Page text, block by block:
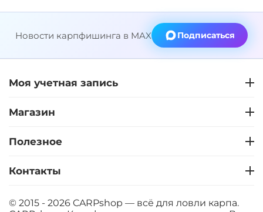
Новости карпфишинга в MAX Подписаться
Моя учетная запись
Магазин
Полезное
Контакты
© 2015 - 2026 CARPshop — всё для ловли карпа.